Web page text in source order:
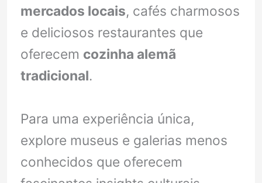
mercados locais, cafés charmosos
e deliciosos restaurantes que
oferecem cozinha alemã
tradicional.
Para uma experiência única,
explore museus e galerias menos
conhecidos que oferecem